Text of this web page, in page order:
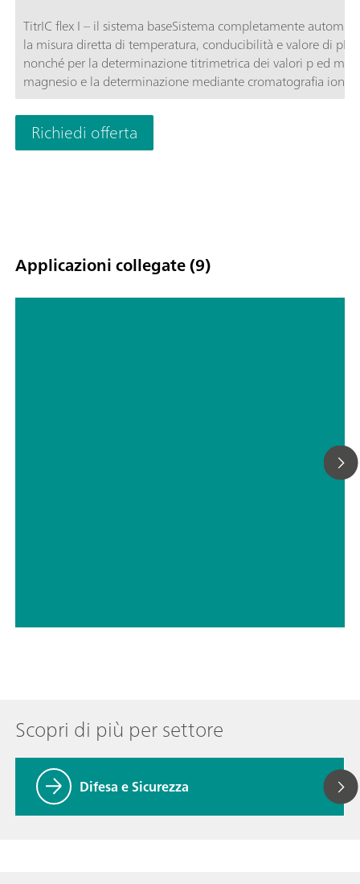
TitrIC flex I – il sistema baseSistema completamente
la misura diretta di temperatura, conducibilità e valore di pH,
nonché per la determinazione titrimetrica dei valori p ed m,
magnesio e la determinazione mediante cromatografia
anioni dopo ultrafiltrazione inline.Il sistema è composto da
Conductivity Module, tre 800 Dosino, agitatore a elica
Robot", OMNIS Titrator, OMNIS Dosing Module, OMNIS
Robot S e 930 Compact IC Flex Oven/SeS/PP/Deg con
Richiedi offerta
Applicazioni collegate (9)
Scopri di più per settore
Difesa e Sicurezza